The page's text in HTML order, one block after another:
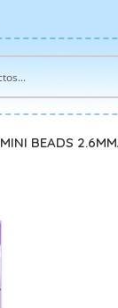
MINI BEADS 2.6MM